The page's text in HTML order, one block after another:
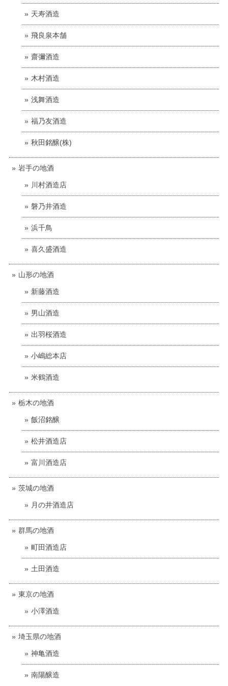
天寿酒造
飛良泉本舗
齋彌酒造
木村酒造
浅舞酒造
福乃友酒造
秋田銘醸(株)
岩手の地酒
川村酒造店
磐乃井酒造
浜千鳥
喜久盛酒造
山形の地酒
新藤酒造
男山酒造
出羽桜酒造
小嶋総本店
米鶴酒造
栃木の地酒
飯沼銘醸
松井酒造店
富川酒造店
茨城の地酒
月の井酒造店
群馬の地酒
町田酒造店
土田酒造
東京の地酒
小澤酒造
埼玉県の地酒
神亀酒造
南陽醸造